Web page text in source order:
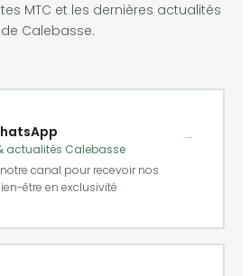
MTC et les dernières actualités
de Calebasse.
actualités Calebasse
canal pour recevoir nos
être en exclusivité
→